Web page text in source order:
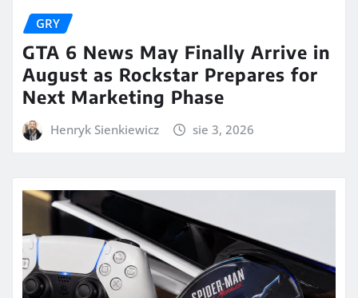
GRY
GTA 6 News May Finally Arrive in
August as Rockstar Prepares for
Next Marketing Phase
Henryk Sienkiewicz sie 3, 2026